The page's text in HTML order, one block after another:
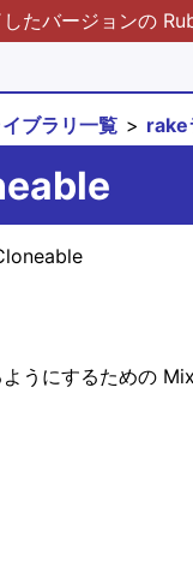
たバージョンの
ブラリ一覧 rake
うにするための